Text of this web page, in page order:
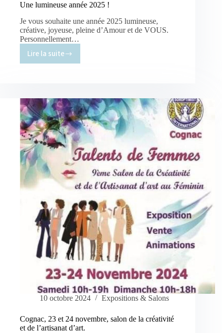
Une lumineuse année 2025 !
Je vous souhaite une année 2025 lumineuse,
créative, joyeuse, pleine d’Amour et de VOUS.
Personnellement…
Lire la suite
Une
!
10 octobre 2024 Expositions & Salons
Cognac, 23 et 24 novembre, salon de la créativité
et de l’artisanat d’art.